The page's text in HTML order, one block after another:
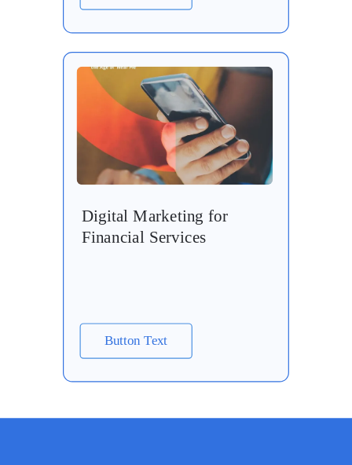
Digital Marketing for
Financial Services
Button Text